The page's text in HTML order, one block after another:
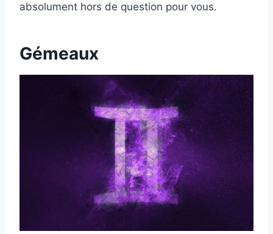
absolument hors de question pour vous.
Gémeaux